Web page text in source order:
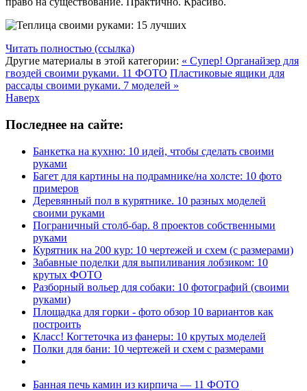
Читать полностью (ссылка)
Другие материалы в этой категории: « Супер! Органайзер для
гвоздей своими руками. 11 ФОТО Пластиковые ящики для
рассады своими руками. 7 моделей »
Наверх
Последнее на сайте:
Банкетка на кухню: 10 идей, чтобы сделать своими
руками
Багет для картины на подрамнике/на холсте: 10 фото
примеров
Деревянный пол в курятнике. 10 разных моделей
своими руками
Пограничный столб-бар. 8 проектов собственными
руками
Курятник на 200 кур: 10 чертежей и схем (с размерами)
Забавные поделки для выпиливания лобзиком: 10
крутых ФОТО
Разборный вольер для собаки: 10 фотографий (своими
руками)
Площадка для горки - фото обзор 10 вариантов как
построить
Класс! Когтеточка из фанеры: 10 крутых моделей
Полки для бани: 10 чертежей и схем с размерами
Банная печь камин из кирпича — 11 ФОТО